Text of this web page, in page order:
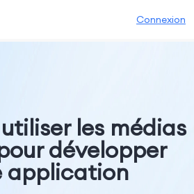
Connexion
les médias
développer
application